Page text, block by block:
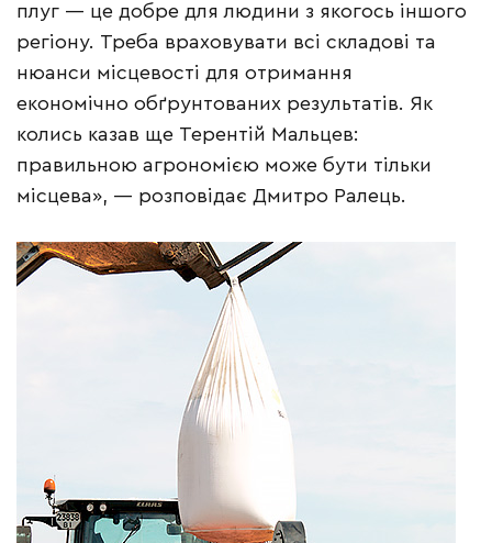
плуг — це добре для людини з якогось іншого
регіону. Треба враховувати всі складові та
нюанси місцевості для отримання
економічно обґрунтованих результатів. Як
колись казав ще Терентій Мальцев:
правильною агрономією може бути тільки
місцева», — розповідає Дмитро Ралець.